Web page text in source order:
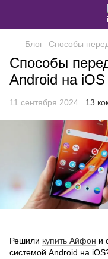
Блог Способы
Способы
Android на iOS
11 сентября 2024 13
Решили купить Айфон и
системой Android на